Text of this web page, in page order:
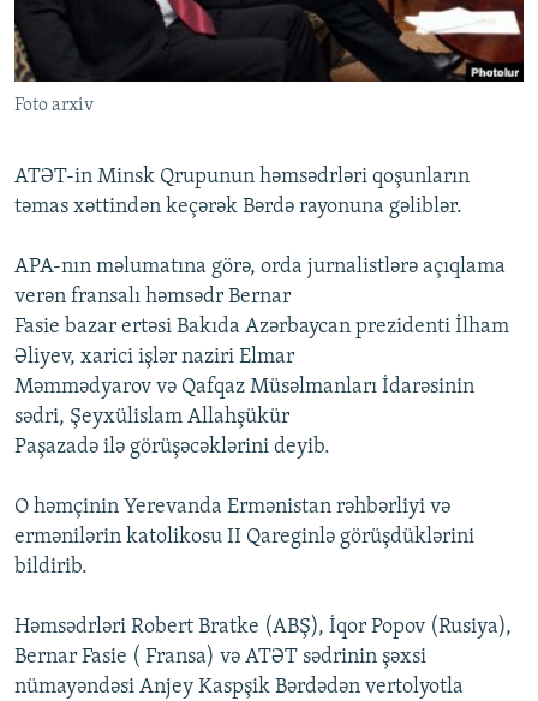
İNFOQRAFIKA
KARIKATURA
AZƏRBAYCAN ƏDƏBIYYATI KITABXANASI
İSLAM VƏ DEMOKRATIYA
İZ - MƏDƏNIYYƏT PROQRAMI
MISSIYAMIZ
PEŞƏ ETIKASI VƏ JURNALISTIKA STANDARTLARIMIZ
MATERIALLARIMIZDAN ISTIFADƏ
BIZIMLƏ ƏLAQƏ
BIZI IZLƏ
Foto arxiv
ATƏT-in Minsk Qrupunun həmsədrləri qoşunların
təmas xəttindən keçərək Bərdə rayonuna gəliblər.
APA-nın məlumatına görə, orda jurnalistlərə açıqlama
verən fransalı həmsədr Bernar
Fasie bazar ertəsi Bakıda Azərbaycan prezidenti İlham
Əliyev, xarici işlər naziri Elmar
Məmmədyarov və Qafqaz Müsəlmanları İdarəsinin
sədri, Şeyxülislam Allahşükür
Paşazadə ilə görüşəcəklərini deyib.
O həmçinin Yerevanda Ermənistan rəhbərliyi və
ermənilərin katolikosu II Qareginlə görüşdüklərini
bildirib.
Həmsədrləri Robert Bratke (ABŞ), İqor Popov (Rusiya),
Bernar Fasie ( Fransa) və ATƏT sədrinin şəxsi
nümayəndəsi Anjey Kaspşik Bərdədən vertolyotla